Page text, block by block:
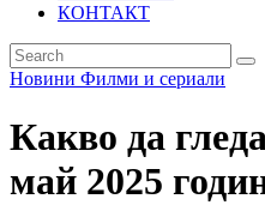
КОНТАКТ
Новини Филми и сериали
Какво да
май 2025